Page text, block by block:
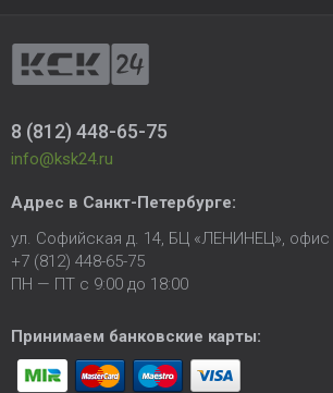
8 (812) 448-65-75
info@ksk24.ru
Адрес в Санкт-Петербурге:
ул. Софийская д. 14, БЦ «ЛЕНИНЕЦ», офис
+7 (812) 448-65-75
ПН — ПТ с 9:00 до 18:00
Принимаем банковские карты: